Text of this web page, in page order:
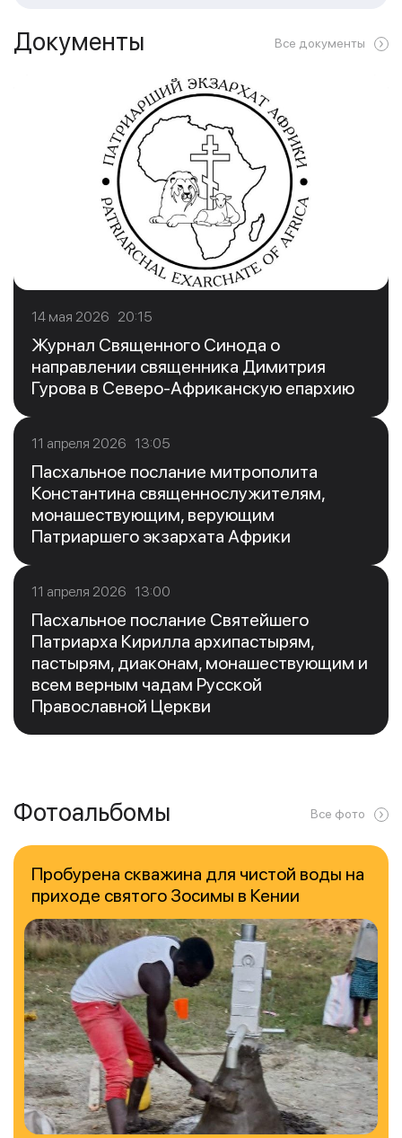
Документы Все документы
14 мая 2026 20:15
Журнал Священного Синода о
направлении священника Димитрия
Гурова в Северо-Африканскую епархию
11 апреля 2026 13:05
Пасхальное послание митрополита
Константина священнослужителям,
монашествующим, верующим
Патриаршего экзархата Африки
11 апреля 2026 13:00
Пасхальное послание Святейшего
Патриарха Кирилла архипастырям,
пастырям, диаконам, монашествующим и
всем верным чадам Русской
Православной Церкви
Фотоальбомы Все фото
Пробурена скважина для чистой воды на
приходе святого Зосимы в Кении